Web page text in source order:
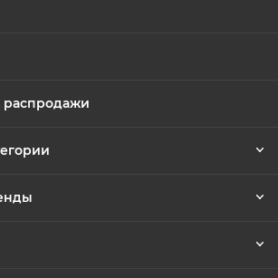
распродажи